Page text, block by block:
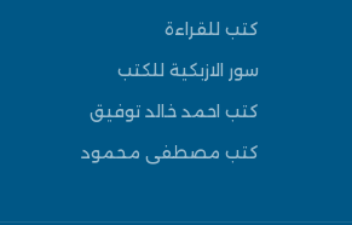
كتب للقراءة
سور الازبكية للكتب
كتب احمد خالد توفيق
كتب مصطفى محمود